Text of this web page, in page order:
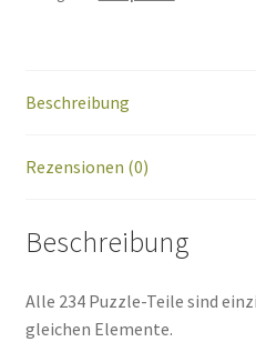
Beschreibung
Rezensionen (0)
Beschreibung
Alle 234 Puzzle-Teile sind
gleichen Elemente.